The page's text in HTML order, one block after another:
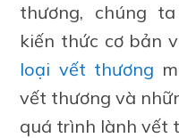
thương, chúng
kiến thức cơ bản
loại vết thương
vết thương và
quá trình lành vết